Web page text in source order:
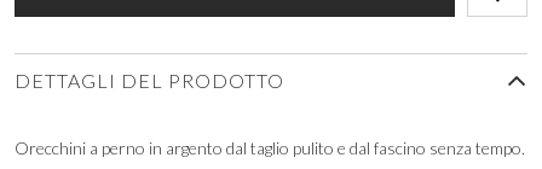
DETTAGLI DEL PRODOTTO
Orecchini a perno in argento dal taglio pulito e dal fascino senza tempo.